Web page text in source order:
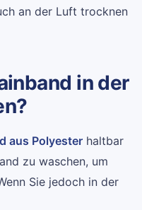
an der Luft trocknen
in der
aus Polyester haltbar
zu waschen, um
Sie jedoch in der